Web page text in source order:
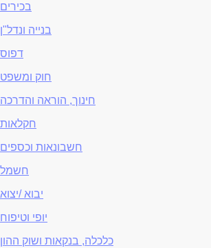
בכירים
בנייה ונדל"ן
דפוס
חוק ומשפט
חינוך, הוראה והדרכה
חקלאות
חשבונאות וכספים
חשמל
יבוא /יצוא
יופי וטיפוח
כלכלה, בנקאות ושוק ההון